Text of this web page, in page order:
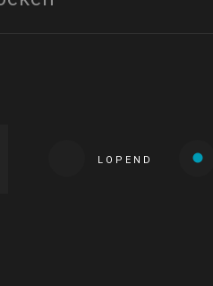
LOPEND